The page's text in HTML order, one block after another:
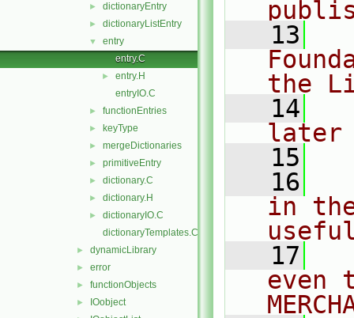
► dictionaryEntry
► dictionaryListEntry
▼
entry
entry.C
►
entry.H
entryIO.C
► functionEntries
► keyType
► mergeDictionaries
► primitiveEntry
► dictionary.C
► dictionary.H
►
dictionaryIO.C
dictionaryTemplates.C
► dynamicLibrary
► error
► functionObjects
► IOobject
   13
the
   14
later
   15
   16
in
   17
even